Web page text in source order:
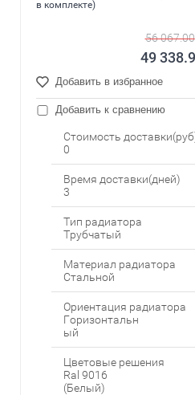
в комплекте)
56 067.00
49
Добавить в избранное
Добавить к сравнению
Стоимость
0
Время доставки(дней)
3
Тип радиатора
Трубчатый
Материал радиатора
Стальной
Ориентация радиатора
Горизонтальн
ый
Цветовые решения
Ral 9016
(Белый)